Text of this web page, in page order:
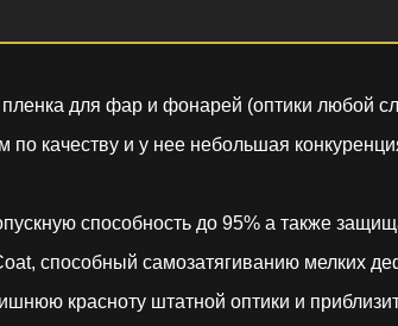
пленка для фар и фонарей (оптики любой
качеству и у нее небольшая
способность до 95% а также
способный самозатягиванию мелких
красноту штатной оптики и